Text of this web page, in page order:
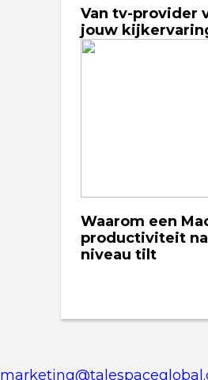
Van tv-provider
jouw
Waarom een
productiviteit
niveau tilt